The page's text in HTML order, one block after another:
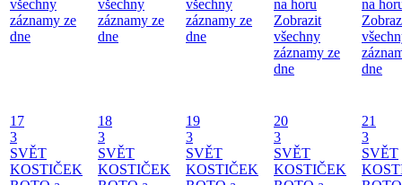
všechny
záznamy ze
dne
všechny
záznamy ze
dne
všechny
záznamy ze
dne
na horu
Zobrazit
všechny
záznamy ze
dne
na
dne
17
3
SVĚT
KOSTIČEK
18
3
SVĚT
KOSTIČEK
19
3
SVĚT
KOSTIČEK
20
3
SVĚT
KOSTIČEK
21
3
SVĚT